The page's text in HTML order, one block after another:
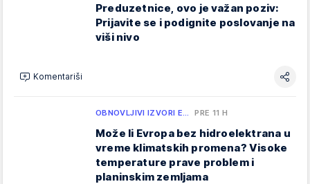
Preduzetnice, ovo je važan poziv:
Prijavite se i podignite poslovanje na
viši nivo
Komentariši
OBNOVLJIVI IZVORI E… PRE 11 H
Može li Evropa bez hidroelektrana u
vreme klimatskih promena? Visoke
temperature prave problem i
planinskim zemljama